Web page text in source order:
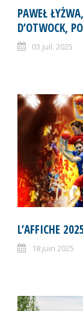
PAWEŁ
D’OTWOCK,
03 juil. 2025
L’AFFICHE
18 juin 2025